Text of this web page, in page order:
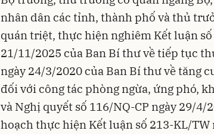
nhân dân các tỉnh, thành phố và thủ
quán triệt, thực hiện nghiêm Kết luận
21/11/2025 của Ban Bí thư về tiếp tục
ngày 24/3/2020 của Ban Bí thư về tăng
đối với công tác phòng ngừa, ứng phó,
và Nghị quyết số 116/NQ-CP ngày 29/4/
hoạch thực hiện Kết luận số 213-KL/TW